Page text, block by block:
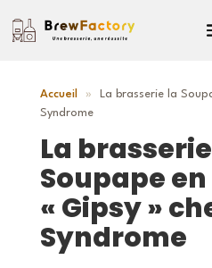
Accueil »
La brasserie la
Syndrome
La
Soupape
« Gipsy »
Syndrome